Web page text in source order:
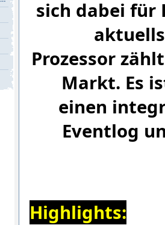
sich dabei für
Prozessor
Markt. Es
einen
Eventlog
Highlights: